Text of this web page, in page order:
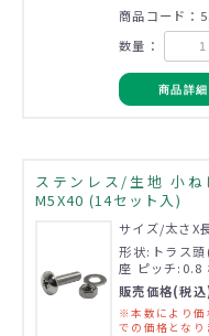
商品コード：
数量：
商品詳
ステンレス/生地 小
M5X40 (14セット入)
サイズ/太さX
形状:トラス
座 ピッチ:0.8
販売価格(税
※本数により価
での価格となり